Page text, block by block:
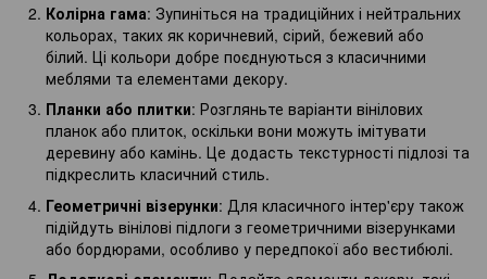
Колірна гама: Зупиніться на традиційних і нейтральних
кольорах, таких як коричневий, сірий, бежевий або
білий. Ці кольори добре поєднуються з класичними
меблями та елементами декору.
Планки або плитки: Розгляньте варіанти вінілових
планок або плиток, оскільки вони можуть імітувати
деревину або камінь. Це додасть текстурності підлозі та
підкреслить класичний стиль.
Геометричні візерунки: Для класичного інтер'єру також
підійдуть вінілові підлоги з геометричними візерунками
або бордюрами, особливо у передпокої або вестибюлі.